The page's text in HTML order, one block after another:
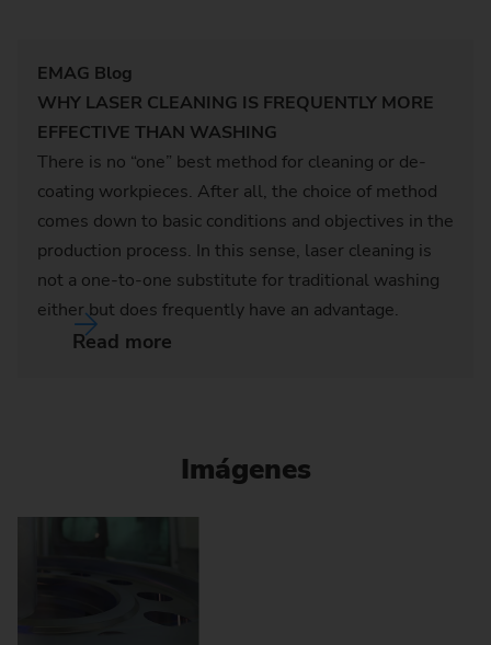
EMAG Blog
WHY LASER CLEANING IS FREQUENTLY MORE
EFFECTIVE THAN WASHING
There is no “one” best method for cleaning or de-
coating workpieces. After all, the choice of method
comes down to basic conditions and objectives in the
production process. In this sense, laser cleaning is
not a one-to-one substitute for traditional washing
either but does frequently have an advantage.
Read more
Imágenes